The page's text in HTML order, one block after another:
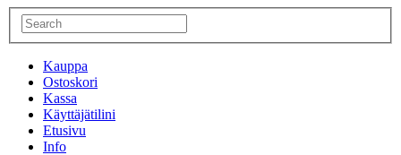
Kauppa
Ostoskori
Kassa
Käyttäjätilini
Etusivu
Info